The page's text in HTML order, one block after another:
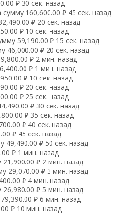
₽ 30 сек. назад
160,600.00 ₽ 45 сек. назад
₽ 20 сек. назад
₽ 10 сек. назад
59,190.00 ₽ 15 сек. назад
46,000.00 ₽ 20 сек. назад
₽ 2 мин. назад
₽ 1 мин. назад
₽ 10 сек. назад
₽ 20 сек. назад
₽ 25 сек. назад
₽ 30 сек. назад
₽ 35 сек. назад
₽ 40 сек. назад
₽ 45 сек. назад
₽ 50 сек. назад
₽ 1 мин. назад
₽ 2 мин. назад
29,070.00 ₽ 3 мин. назад
₽ 4 мин. назад
₽ 5 мин. назад
₽ 6 мин. назад
₽ 10 мин. назад